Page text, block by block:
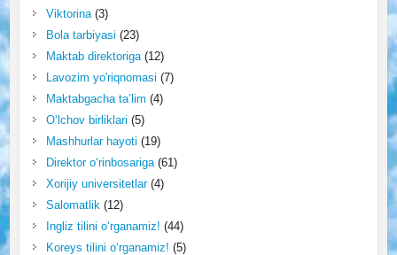
Viktorina(3)
Bola tarbiyasi (23)
Maktab direktoriga(12)
Lavozim yo'riqnomasi (7)
Maktabgacha ta’lim (4)
O‘lchov birliklari (5)
Mashhurlar hayoti (19)
Direktor o‘rinbosariga(61)
Xorijiy universitetlar(4)
Salomatlik (12)
Ingliz tilini o‘rganamiz! (44)
Koreys tilini o‘rganamiz! (5)